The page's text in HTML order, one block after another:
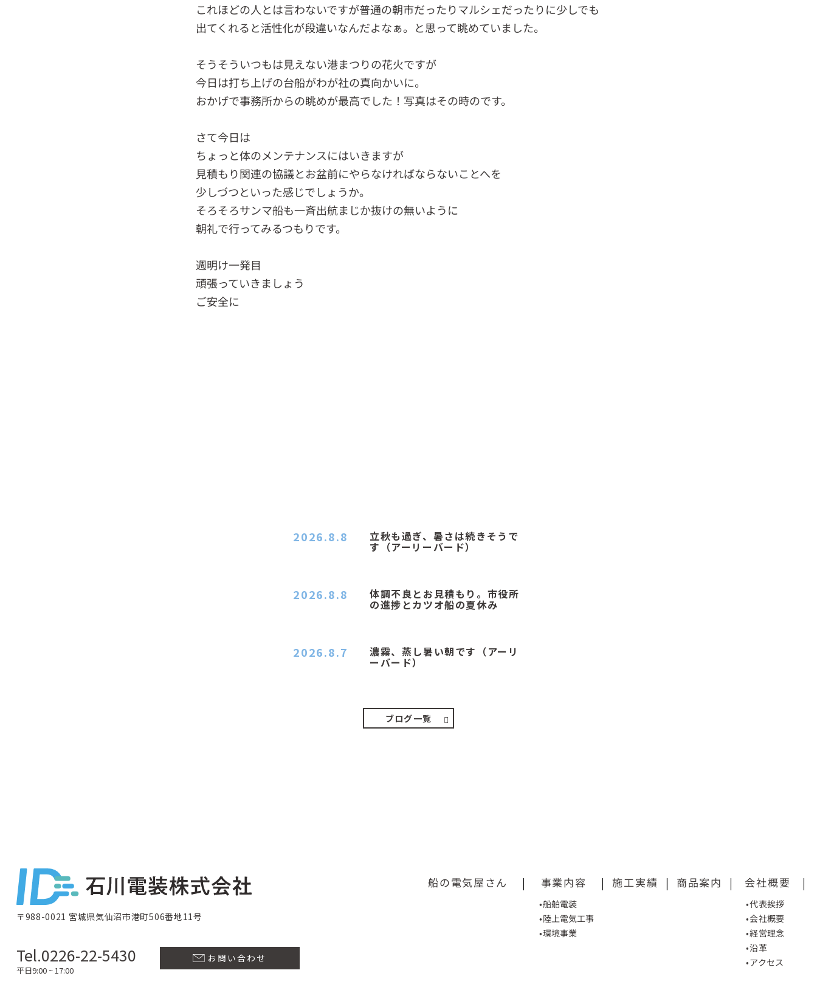
これほどの人とは言わないですが普通の朝市だったりマルシェだったりに少しでも
出てくれると活性化が段違いなんだよなぁ。と思って眺めていました。
そうそういつもは見えない港まつりの花火ですが
今日は打ち上げの台船がわが社の真向かいに。
おかげで事務所からの眺めが最高でした！写真はその時のです。
さて今日は
ちょっと体のメンテナンスにはいきますが
見積もり関連の協議とお盆前にやらなければならないことへを
少しづつといった感じでしょうか。
そろそろサンマ船も一斉出航まじか抜けの無いように
朝礼で行ってみるつもりです。
週明け一発目
頑張っていきましょう
ご安全に
立秋も過ぎ、暑さは続きそうで
す（アーリーバード）
2026.8.8
体調不良とお見積もり。市役所
の進捗とカツオ船の夏休み
2026.8.8
濃霧、蒸し暑い朝です（アーリ
ーバード）
2026.8.7
ブログ一覧
〒988-0021 宮城県気仙沼市港町506番地11号
Tel.0226-22-5430
平日9:00 ~ 17:00
お問い合わせ
船の電気屋さん | 事業内容
•船舶電装
•陸上電気工事
•環境事業
| 施工実績 | 商品案内 | 会社概要
•代表挨拶
•会社概要
•経営理念
•沿革
•アクセス
|